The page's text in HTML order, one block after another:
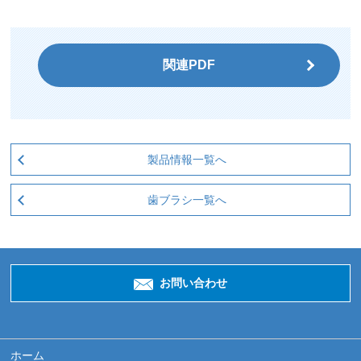
関連PDF
製品情報一覧へ
歯ブラシ一覧へ
お問い合わせ
ホーム